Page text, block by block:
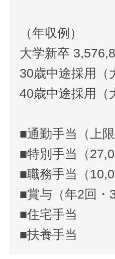
（年収例）
大学新卒
30歳中途採用（
40歳中途採用（
■通勤手当（上
■特別手当（
■職務手当（
■賞与（年2回・
■住宅手当
■扶養手当